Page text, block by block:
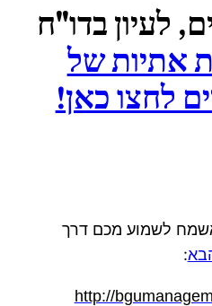
לעיון בדו"ח
אתיות של
לחצו כאן!
לשמוע מכם דרך
:
http://